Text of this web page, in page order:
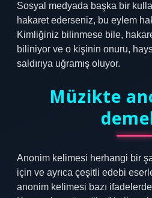
Sosyal medyada başka bir
hakaret ederseniz, bu eylem
Kimliğiniz bilinmese bile,
biliniyor ve o kişinin onuru,
saldırıya uğramış oluyor.
Müzikte
Anonim kelimesi herhangi bir
için ve ayrıca çeşitli edebi
anonim kelimesi bazı